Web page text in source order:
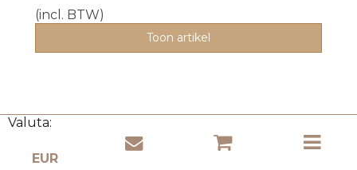
Valuta:
(incl. BTW)
Toon artikel